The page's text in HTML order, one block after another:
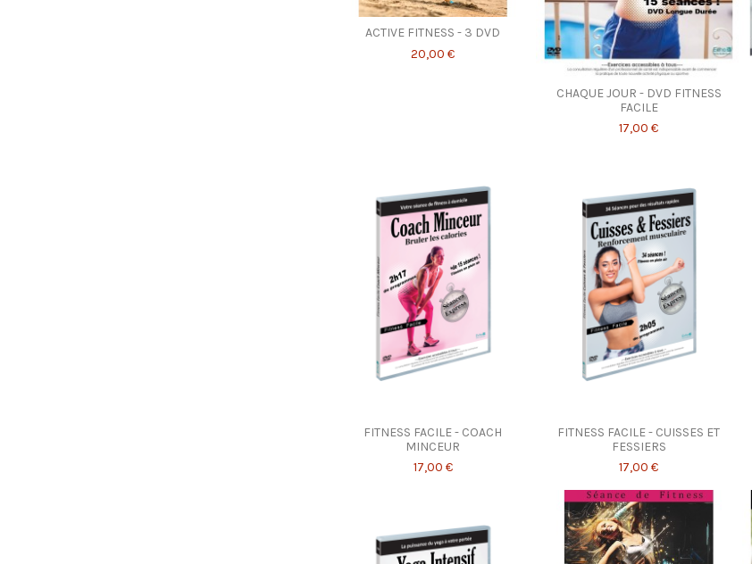
ACTIVE FITNESS - 3 DVD
20,00 €
CHAQUE JOUR - DVD FITNESS
FACILE
17,00 €
FITNESS FACILE - COACH
MINCEUR
17,00 €
FITNESS FACILE - CUISSES ET
FESSIERS
17,00 €